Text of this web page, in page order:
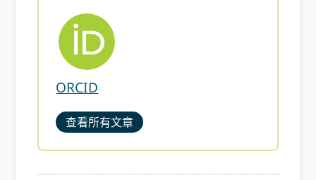
ORCID
查看所有文章